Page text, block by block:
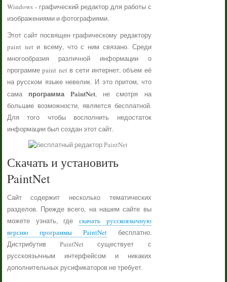
Windows - графический редактор для работы с
изображениями и фотографиями.
Этот сайт посвящен графическому редактору
paint net и всему, что с ним связано. Среди
многообразия различной информации о
программе paint net в сети интернет, объем её
на русском языке невелик. И это притом, что
сама программа PaintNet, не смотря на
большие возможности, является бесплатной.
Для того чтобы восполнить недостаток
информации был создан этот сайт.
Скачать и установить
PaintNet
Сайт содержит несколько тематических
разделов. Прежде всего, на нашем сайте вы
можете узнать, где скачать русскоязычную
версию программы PaintNetбесплатно.
Дистрибутив PaintNet существует с
русскоязычным интерфейсом и никаких
дополнительных русификаторов не требует.